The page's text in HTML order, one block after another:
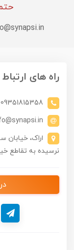
راه های
09351815358 فقط به صورت پیامک - 08632241297
نرسیده به تقاطع